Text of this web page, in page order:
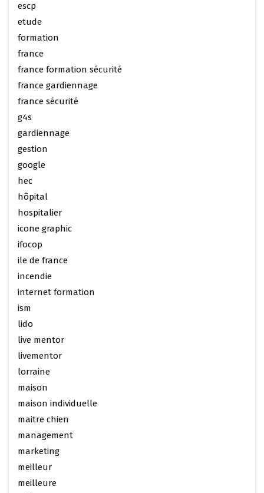
escp
etude
formation
france
france formation sécurité
france gardiennage
france sécurité
g4s
gardiennage
gestion
google
hec
hôpital
hospitalier
icone graphic
ifocop
ile de france
incendie
internet formation
ism
lido
live mentor
livementor
lorraine
maison
maison individuelle
maitre chien
management
marketing
meilleur
meilleure